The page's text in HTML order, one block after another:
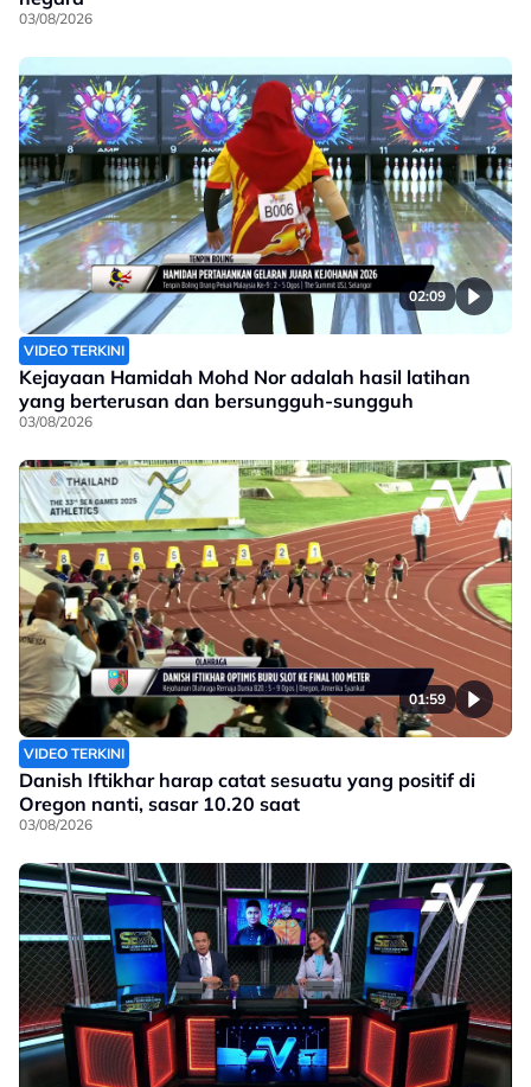
03/08/2026
02:09
VIDEO TERKINI
Kejayaan Hamidah Mohd Nor adalah hasil latihan
yang berterusan dan bersungguh-sungguh
03/08/2026
01:59
VIDEO TERKINI
Danish Iftikhar harap catat sesuatu yang positif di
Oregon nanti, sasar 10.20 saat
03/08/2026